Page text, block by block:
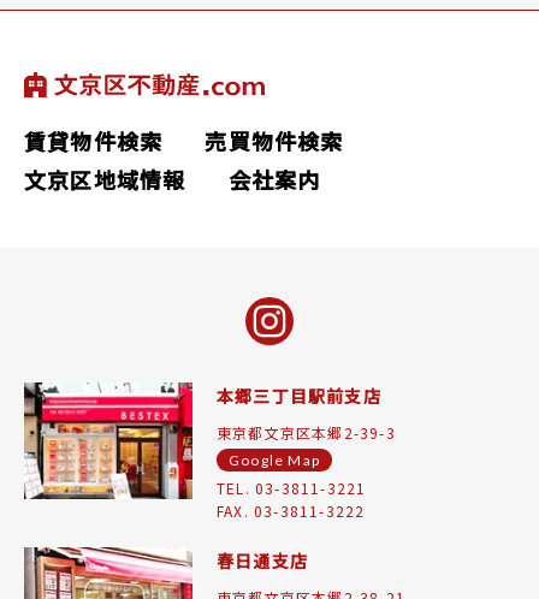
賃貸物件検索
売買物件検索
文京区地域情報
会社案内
本郷三丁目駅前支店
東京都文京区本郷2-39-3
Google Map
TEL. 03-3811-3221
FAX. 03-3811-3222
春日通支店